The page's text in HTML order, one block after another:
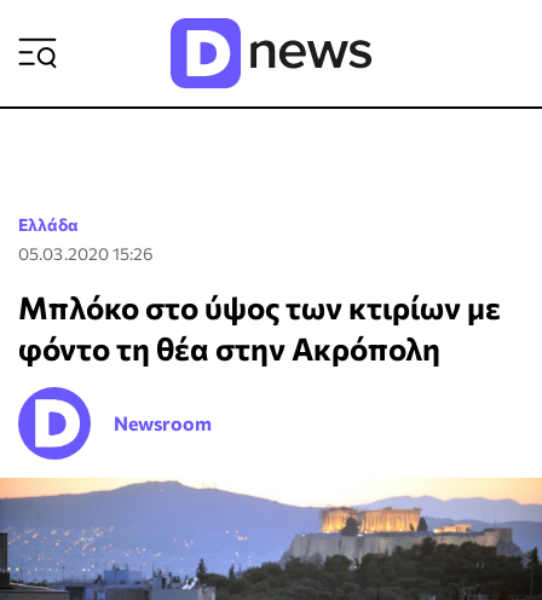
Ελλάδα
05.03.2020 15:26
Μπλόκο στο ύψος των κτιρίων με
φόντο τη θέα στην Ακρόπολη
Newsroom